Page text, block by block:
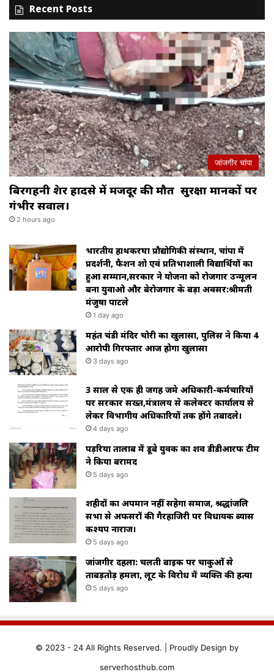
Recent Posts
जांजगीर चांपा
बिरगहनी क्रेशर हादसे में मजदूर की मौत सुरक्षा मानकों पर
गंभीर सवाल।
2 hours ago
भारतीय हाथकरघा प्रौद्योगिकी संस्थान, चांपा में
प्रदर्शनी, फैशन शो एवं प्रतिभाशाली विद्यार्थियों का
हुआ सम्मान,सरकार ने योजना को रोजगार उन्मूलन
बना युवाओ और बेरोजगार के बड़ा अवसर:श्रीमती
मंजुषा पाटले
1 day ago
महंत चंडी मंदिर चोरी का खुलासा, पुलिस ने किया 4
आरोपी गिरफ्तार आज होगा खुलासा
3 days ago
3 साल से एक ही जगह जमे अधिकारी-कर्मचारियों
पर सरकार सख्त,मंत्रालय से कलेक्टर कार्यालय से
लेकर विभागीय अधिकारियों तक होंगे तबादले।
4 days ago
पड़रिया तालाब में डूबे युवक का शव डीडीआरफ टीम
ने किया बरामद
5 days ago
शहीदों का अपमान नहीं सहेगा समाज, श्रद्धांजलि
सभा से अफसरों की गैरहाजिरी पर विधायक ब्यास
कश्यप नाराज।
5 days ago
जांजगीर दहला: चलती बाइक पर चाकुओं से
ताबड़तोड़ हमला, लूट के विरोध में व्यक्ति की हत्या
5 days ago
© 2023 - 24 All Rights Reserved. | Proudly Design by
serverhosthub.com